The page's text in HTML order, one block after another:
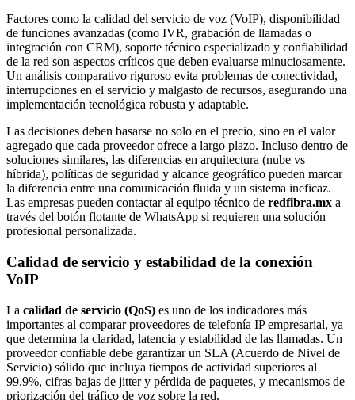
Factores como la calidad del servicio de voz (VoIP), disponibilidad
de funciones avanzadas (como IVR, grabación de llamadas o
integración con CRM), soporte técnico especializado y confiabilidad
de la red son aspectos críticos que deben evaluarse minuciosamente.
Un análisis comparativo riguroso evita problemas de conectividad,
interrupciones en el servicio y malgasto de recursos, asegurando una
implementación tecnológica robusta y adaptable.
Las decisiones deben basarse no solo en el precio, sino en el valor
agregado que cada proveedor ofrece a largo plazo. Incluso dentro de
soluciones similares, las diferencias en arquitectura (nube vs
híbrida), políticas de seguridad y alcance geográfico pueden marcar
la diferencia entre una comunicación fluida y un sistema ineficaz.
Las empresas pueden contactar al equipo técnico de redfibra.mx a
través del botón flotante de WhatsApp si requieren una solución
profesional personalizada.
Calidad de servicio y estabilidad de la conexión
VoIP
La calidad de servicio (QoS) es uno de los indicadores más
importantes al comparar proveedores de telefonía IP empresarial, ya
que determina la claridad, latencia y estabilidad de las llamadas. Un
proveedor confiable debe garantizar un SLA (Acuerdo de Nivel de
Servicio) sólido que incluya tiempos de actividad superiores al
99.9%, cifras bajas de jitter y pérdida de paquetes, y mecanismos de
priorización del tráfico de voz sobre la red.